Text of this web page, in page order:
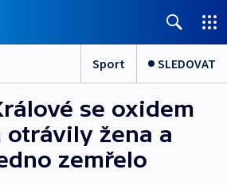
Sport SLEDOVAT
se oxidem
otrávily žena a
zemřelo